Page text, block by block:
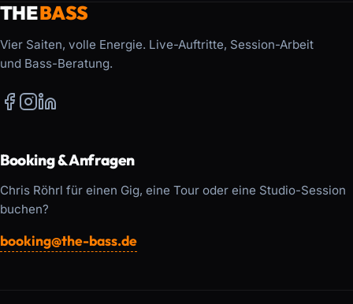
THEBASS
Vier Saiten, volle Energie. Live-Auftritte, Session-Arbeit
und Bass-Beratung.
Booking & Anfragen
Chris Röhrl für einen Gig, eine Tour oder eine Studio-Session
buchen?
booking@the-bass.de